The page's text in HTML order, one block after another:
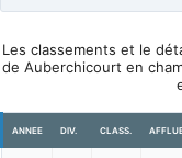
Les classements et le
de Auberchicourt en
ANNEE DIV. CLASS.